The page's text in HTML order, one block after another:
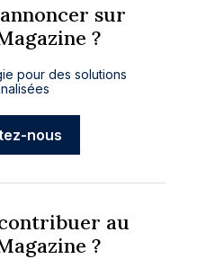
sur
?
pour des solutions
nous
au
?